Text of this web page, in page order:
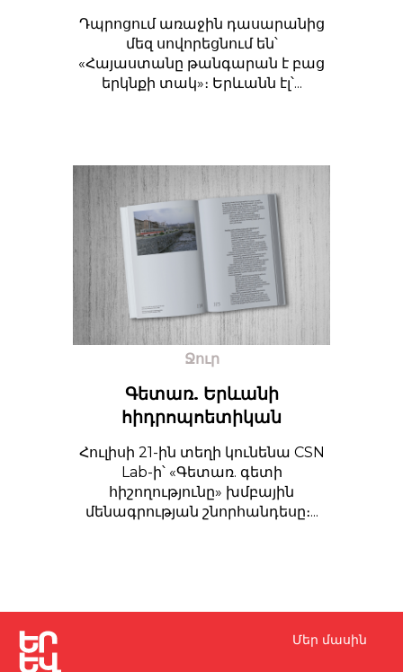
Դպրոցում առաջին դասարանից
մեզ սովորեցնում են՝
«Հայաստանը թանգարան է բաց
երկնքի տակ»։ Երևանն էլ՝...
Ջուր
Գետառ. Երևանի
հիդրոպոետիկան
Հուլիսի 21-ին տեղի կունենա CSN
Lab-ի՝ «Գետառ. գետի
հիշողությունը» խմբային
մենագրության շնորհանդեսը։...
Մեր մասին